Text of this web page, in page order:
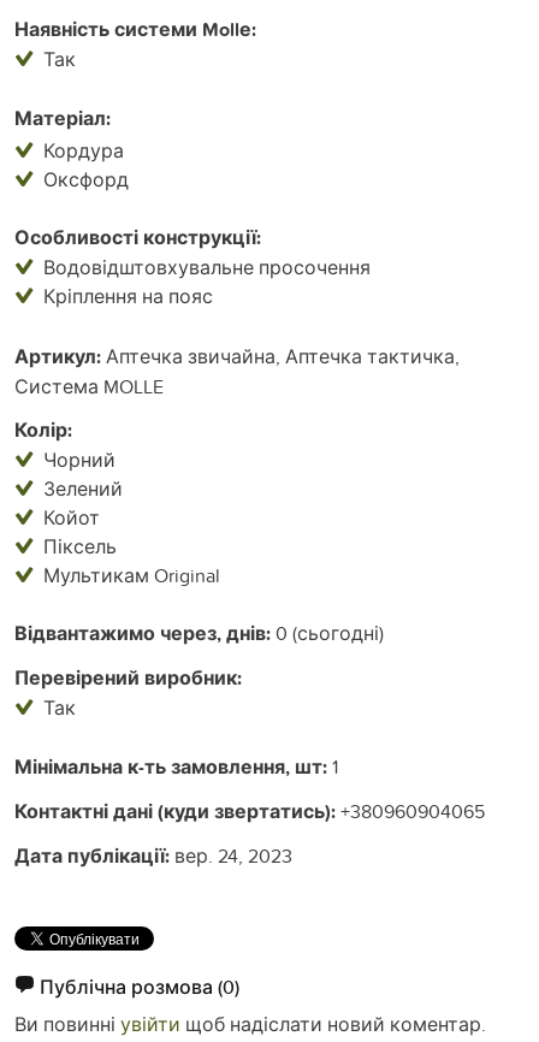
Наявність системи Mollе:
Так
Матеріал:
Кордура
Оксфорд
Особливості конструкції:
Водовідштовхувальне просочення
Кріплення на пояс
Артикул:Аптечка звичайна, Аптечка тактичка,
Система MOLLE
Колір:
Чорний
Зелений
Койот
Піксель
Мультикам Original
Відвантажимо через, днів:0 (сьогодні)
Перевірений виробник:
Так
Мінімальна к-ть замовлення, шт:1
Контактні дані (куди звертатись):+380960904065
Дата публікації: вер. 24, 2023
Публічна розмова (0)
Ви повинні увійти щоб надіслати новий коментар.